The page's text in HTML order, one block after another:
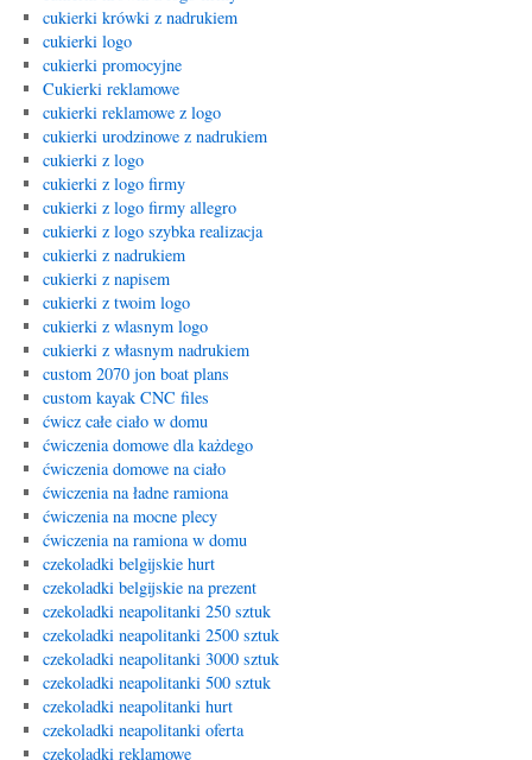
cukierki krówki z nadrukiem
cukierki logo
cukierki promocyjne
Cukierki reklamowe
cukierki reklamowe z logo
cukierki urodzinowe z nadrukiem
cukierki z logo
cukierki z logo firmy
cukierki z logo firmy allegro
cukierki z logo szybka realizacja
cukierki z nadrukiem
cukierki z napisem
cukierki z twoim logo
cukierki z wlasnym logo
cukierki z własnym nadrukiem
custom 2070 jon boat plans
custom kayak CNC files
ćwicz całe ciało w domu
ćwiczenia domowe dla każdego
ćwiczenia domowe na ciało
ćwiczenia na ładne ramiona
ćwiczenia na mocne plecy
ćwiczenia na ramiona w domu
czekoladki belgijskie hurt
czekoladki belgijskie na prezent
czekoladki neapolitanki 250 sztuk
czekoladki neapolitanki 2500 sztuk
czekoladki neapolitanki 3000 sztuk
czekoladki neapolitanki 500 sztuk
czekoladki neapolitanki hurt
czekoladki neapolitanki oferta
czekoladki reklamowe